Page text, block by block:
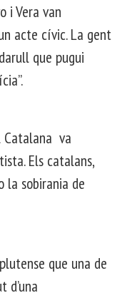
i Vera van
acte cívic. La gent
que pugui
Catalana va
Els catalans,
la sobirania de
que una de
d’una